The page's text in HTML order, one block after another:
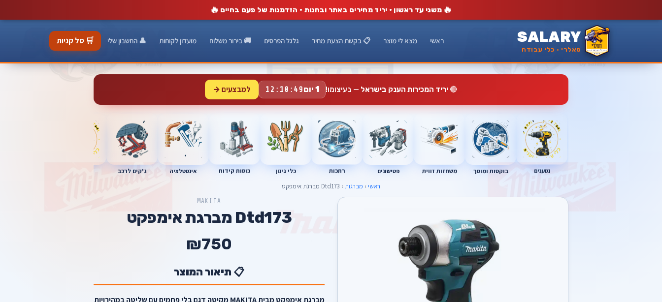
🔥משני עד ראשון · יריד מחירים באתר ובחנות · הזדמנות של פעם בחיים 🔥
SALARY
סאלרי · כלי עבודה
ראשי מצא לי מוצר 📋 בקשת הצעת מחיר גלגל הפרסים 🚚 בירור משלוח מועדון לקוחות 👤 החשבון שלי 🛒 סל קניות
🔴יריד המכירות הענק בישראל — בעיצומו! 1 יום 12:10:48 למבצעים →
נטענים בוקסות ומוסך משחזות זווית פטישונים רתכות כלי גינון כוסות קידוח אינסטלציה ג'קים לרכב
ראשי › מברגות › Dtd173 מברגת אימפקט
MAKITA
Dtd173 מברגת אימפקט
₪750
📋 תיאור המוצר
מברגת אימפקט מבית MAKITA מקיטה דגם בלי פחמים עם שליטה במהירויות